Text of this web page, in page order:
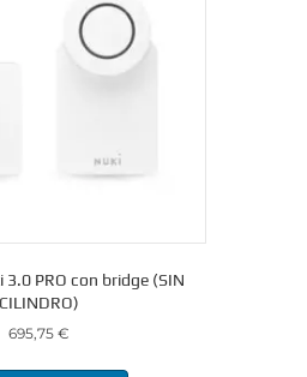
3.0 PRO con bridge (SIN
CILINDRO)
695,75 €